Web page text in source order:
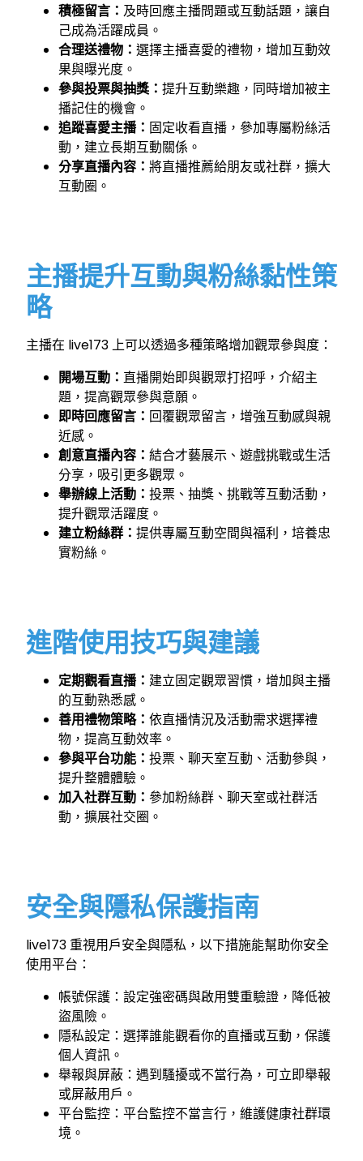
積極留言： 及時回應主播問題或互動話題，讓自
己成為活躍成員。
合理送禮物： 選擇主播喜愛的禮物，增加互動效
果與曝光度。
參與投票與抽獎： 提升互動樂趣，同時增加被主
播記住的機會。
追蹤喜愛主播： 固定收看直播，參加專屬粉絲活
動，建立長期互動關係。
分享直播內容： 將直播推薦給朋友或社群，擴大
互動圈。
主播提升互動與粉絲黏性策
略
主播在 live173 上可以透過多種策略增加觀眾參與度：
開場互動： 直播開始即與觀眾打招呼，介紹主
題，提高觀眾參與意願。
即時回應留言： 回覆觀眾留言，增強互動感與親
近感。
創意直播內容： 結合才藝展示、遊戲挑戰或生活
分享，吸引更多觀眾。
舉辦線上活動： 投票、抽獎、挑戰等互動活動，
提升觀眾活躍度。
建立粉絲群： 提供專屬互動空間與福利，培養忠
實粉絲。
進階使用技巧與建議
定期觀看直播： 建立固定觀眾習慣，增加與主播
的互動熟悉感。
善用禮物策略： 依直播情況及活動需求選擇禮
物，提高互動效率。
參與平台功能： 投票、聊天室互動、活動參與，
提升整體體驗。
加入社群互動： 參加粉絲群、聊天室或社群活
動，擴展社交圈。
安全與隱私保護指南
live173 重視用戶安全與隱私，以下措施能幫助你安全
使用平台：
帳號保護：設定強密碼與啟用雙重驗證，降低被
盜風險。
隱私設定：選擇誰能觀看你的直播或互動，保護
個人資訊。
舉報與屏蔽：遇到騷擾或不當行為，可立即舉報
或屏蔽用戶。
平台監控：平台監控不當言行，維護健康社群環
境。